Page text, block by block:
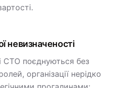
невизначеності
CTO поєднуються без
організації нерідко